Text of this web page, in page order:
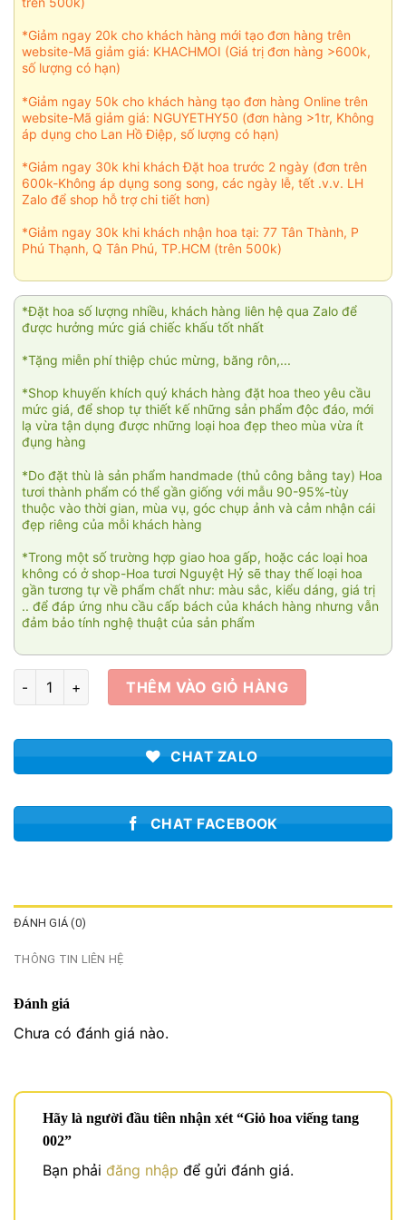
*Giảm ngay 20k cho khách hàng mới tạo đơn hàng trên
website-Mã giảm giá: KHACHMOI (Giá trị đơn hàng >600k,
số lượng có hạn)
*Giảm ngay 50k cho khách hàng tạo đơn hàng Online trên
website-Mã giảm giá: NGUYETHY50 (đơn hàng >1tr, Không
áp dụng cho Lan Hồ Điệp, số lượng có hạn)
*Giảm ngay 30k khi khách Đặt hoa trước 2 ngày (đơn trên
600k-Không áp dụng song song, các ngày lễ, tết .v.v. LH
Zalo để shop hỗ trợ chi tiết hơn)
*Giảm ngay 30k khi khách nhận hoa tại: 77 Tân Thành, P
Phú Thạnh, Q Tân Phú, TP.HCM (trên 500k)
*Đặt hoa số lượng nhiều, khách hàng liên hệ qua Zalo để
được hưởng mức giá chiếc khấu tốt nhất
*Tặng miễn phí thiệp chúc mừng, băng rôn,...
*Shop khuyến khích quý khách hàng đặt hoa theo yêu cầu
mức giá, để shop tự thiết kế những sản phẩm độc đáo, mới
lạ vừa tận dụng được những loại hoa đẹp theo mùa vừa ít
đụng hàng
*Do đặt thù là sản phẩm handmade (thủ công bằng tay) Hoa
tươi thành phẩm có thể gần giống với mẫu 90-95%-tùy
thuộc vào thời gian, mùa vụ, góc chụp ảnh và cảm nhận cái
đẹp riêng của mỗi khách hàng
*Trong một số trường hợp giao hoa gấp, hoặc các loại hoa
không có ở shop-Hoa tươi Nguyệt Hỷ sẽ thay thế loại hoa
gần tương tự về phẩm chất như: màu sắc, kiểu dáng, giá trị
.. để đáp ứng nhu cầu cấp bách của khách hàng nhưng vẫn
đảm bảo tính nghệ thuật của sản phẩm
Giỏ hoa viếng tang 002 số lượng
THÊM VÀO GIỎ HÀNG
CHAT ZALO
CHAT FACEBOOK
ĐÁNH GIÁ (0)
THÔNG TIN LIÊN HỆ
Đánh giá
Chưa có đánh giá nào.
Hãy là người đầu tiên nhận xét “Giỏ hoa viếng tang
002”
Bạn phải đăng nhập để gửi đánh giá.